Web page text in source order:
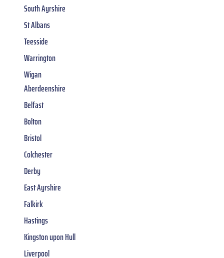
South Ayrshire
St Albans
Teesside
Warrington
Wigan
Aberdeenshire
Belfast
Bolton
Bristol
Colchester
Derby
East Ayrshire
Falkirk
Hastings
Kingston upon Hull
Liverpool